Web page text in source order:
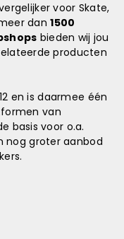
voor Skate,
dan1500
bieden wij jou
producten
en is daarmee één
van
basis voor o.a.
nog groter aanbod